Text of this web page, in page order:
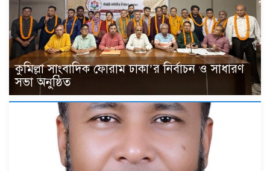
কুমিল্লা সাংবাদিক ফোরাম ঢাকা’র নির্বাচন ও সাধারণ
সভা অনুষ্ঠিত